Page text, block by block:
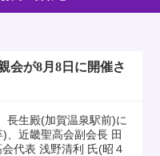
会が8月8日に開催さ
長生殿(加賀温泉駅前)に
、近畿聖高会副会長 田
代表 浅野清利 氏(昭４